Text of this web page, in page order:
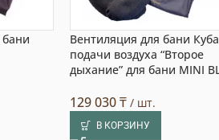
Вентиляция для бани
подачи воздуха “Второе
дыхание” для бани MINI
129 030₸ / шт.
В КОРЗИНУ